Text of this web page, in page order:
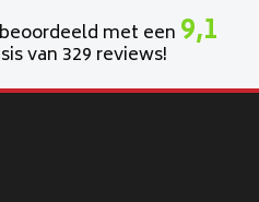
met een 9,1
van 329 reviews!